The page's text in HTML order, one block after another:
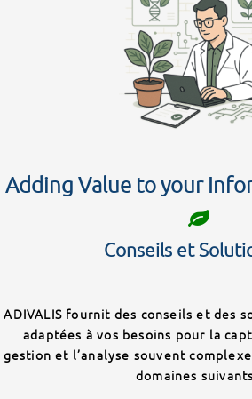
Adding Value to your
Conseils et
ADIVALIS fournit des conseils et des
adaptées à vos besoins pour la
gestion et l’analyse souvent
domaines